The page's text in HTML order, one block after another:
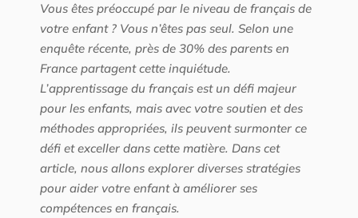
Vous êtes préoccupé par le niveau de français de
votre enfant ? Vous n’êtes pas seul. Selon une
enquête récente, près de 30% des parents en
France partagent cette inquiétude.
L’apprentissage du français est un défi majeur
pour les enfants, mais avec votre soutien et des
méthodes appropriées, ils peuvent surmonter ce
défi et exceller dans cette matière. Dans cet
article, nous allons explorer diverses stratégies
pour aider votre enfant à améliorer ses
compétences en français.